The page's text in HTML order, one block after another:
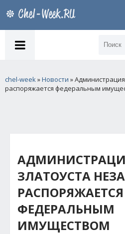
chel-week»Новости »
распоряжается федеральным
ЗЛАТОУСТА
РАСПОРЯЖАЕТСЯ
ФЕДЕРАЛЬНЫМ
ИМУЩЕСТВОМ